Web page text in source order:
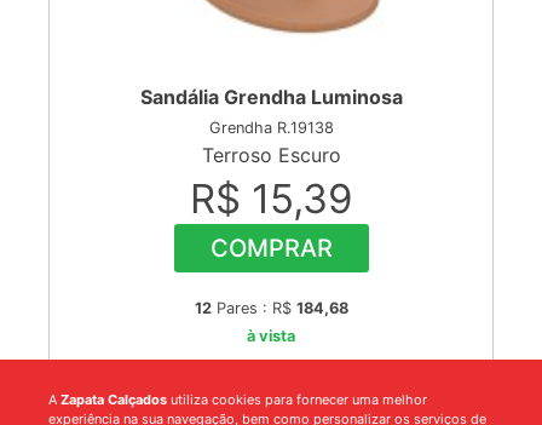
Sandália Grendha Luminosa
Grendha R.19138
Terroso Escuro
R$ 15,39
COMPRAR
12Pares : R$ 184,68
à vista
A Zapata Calçados utiliza cookies para fornecer uma melhor
experiência na sua navegação, bem como personalizar os serviços de